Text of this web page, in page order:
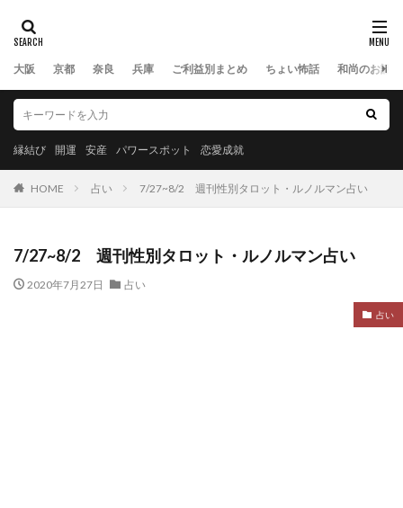
大阪 京都 奈良 兵庫 ご利益別まとめ ちょい怖話 和尚のお話
縁結び 開運 安産 パワースポット 恋愛成就
HOME 占い 7/27~8/2 週刊性別タロット・ルノルマン占い
7/27~8/2 週刊性別タロット・ルノルマン占い
2020年7月27日 占い
占い